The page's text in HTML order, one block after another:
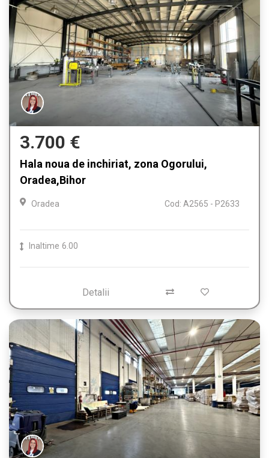
3.700 €
Hala noua de inchiriat, zona Ogorului,
Oradea,Bihor
Oradea Cod: A2565 - P2633
Inaltime 6.00
Detalii